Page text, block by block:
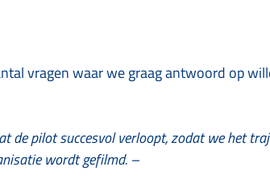
vragen waar we graag antwoord op
de pilot succesvol verloopt, zodat we het
wordt gefilmd. –